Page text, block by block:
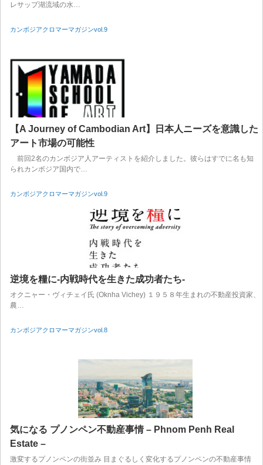
レサップ湖流域の水…
カンボジアクロマーマガジンvol.9
【A Journey of Cambodian Art】日本人ニーズを意識した
アート市場の可能性
前回2名のカンボジア人アーティストを紹介しました。彼らはすでに名も知
られカンボジア国内で…
カンボジアクロマーマガジンvol.9
逆境を糧に-内戦時代を生きた成功者たち-
オクニャー・ヴィチェイ氏 (Oknha Vichey) １９５８年生まれの不動産投資家、
農…
カンボジアクロマーマガジンvol.8
気になる プノンペン不動産事情 – Phnom Penh Real
Estate –
激変するプノンペンの街並み 目まぐるしく変化するプノンペンの不動産事情